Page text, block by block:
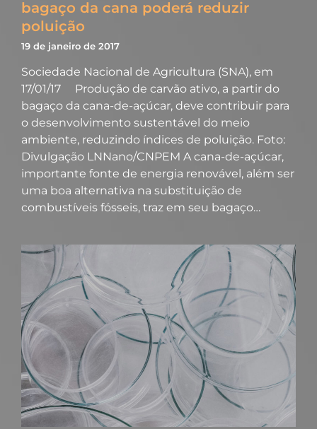
bagaço da cana poderá reduzir
poluição
19 de janeiro de 2017
Sociedade Nacional de Agricultura (SNA), em
17/01/17 Produção de carvão ativo, a partir do
bagaço da cana-de-açúcar, deve contribuir para
o desenvolvimento sustentável do meio
ambiente, reduzindo índices de poluição. Foto:
Divulgação LNNano/CNPEM A cana-de-açúcar,
importante fonte de energia renovável, além ser
uma boa alternativa na substituição de
combustíveis fósseis, traz em seu bagaço…